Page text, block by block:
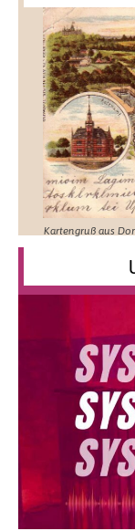
Kartengruß aus